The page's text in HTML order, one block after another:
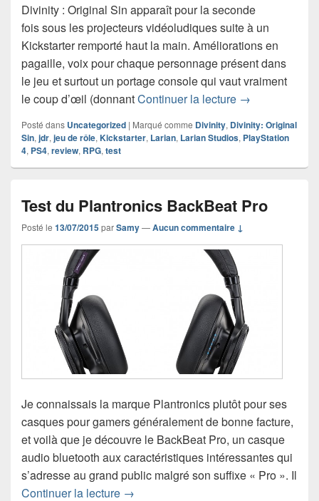
Divinity : Original Sin apparaît pour la seconde
fois sous les projecteurs vidéoludiques suite à un
Kickstarter remporté haut la main. Améliorations en
pagaille, voix pour chaque personnage présent dans
le jeu et surtout un portage console qui vaut vraiment
le coup d’œil (donnantContinuer la lecture Test de
→
Posté dans Uncategorized | Marqué comme Divinity, Divinity: Original
Sin, jdr, jeu de rôle, Kickstarter, Larian, Larian Studios, PlayStation
4, PS4, review, RPG, test
Test du Plantronics BackBeat Pro
Posté le 13/07/2015parSamy—Aucun commentaire ↓
Je connaissais la marque Plantronics plutôt pour ses
casques pour gamers généralement de bonne facture,
et voilà que je découvre le BackBeat Pro, un casque
audio bluetooth aux caractéristiques intéressantes qui
s’adresse au grand public malgré son suffixe « Pro ». Il
Continuer la lecture Test du Plantronics BackBeat Pro
→